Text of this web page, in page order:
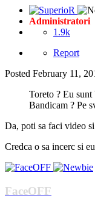
Administratori
1.9k
Report
Posted February 11,
Toreto ? Eu
Bandicam ? Pe
Da, poti sa faci video
Credca o sa incerc si
FaceOFF